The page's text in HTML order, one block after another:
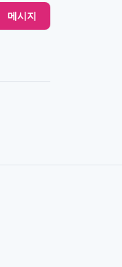
메시지